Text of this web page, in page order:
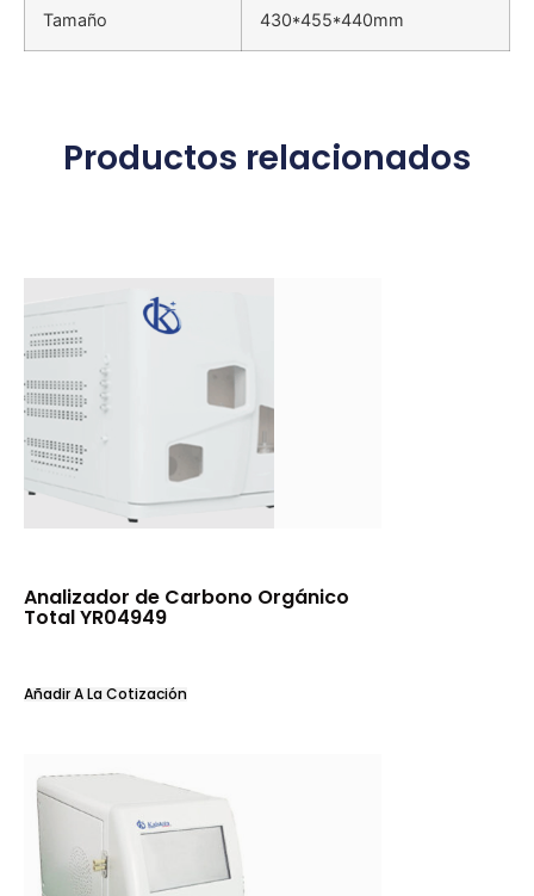
Tamaño 430*455*440mm
Productos relacionados
Analizador de Carbono Orgánico
Total YR04949
Añadir A La Cotización